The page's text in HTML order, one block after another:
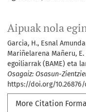
Aipuak nola
Garcia, H., Esnal
Mariñelarena Mañeru,
egoiliarrak (BAME) eta
Osagaiz: Osasun-
https://doi.org/10.26876/
More Citation